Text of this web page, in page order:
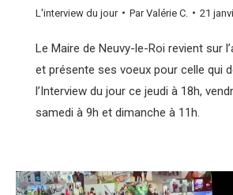
L'interview du jour ParValérie C. 21
Le Maire de Neuvy-le-Roi revient sur
et présente ses voeux pour celle qui
l’Interview du jour ce jeudi à 18h,
samedi à 9h et dimanche à 11h.